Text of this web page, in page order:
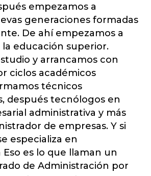
empezamos a
generaciones formadas
De ahí empezamos a
educación superior.
y arrancamos con
ciclos académicos
técnicos
después tecnólogos en
administrativa y más
de empresas. Y si
especializa en
es lo que llaman un
de Administración por